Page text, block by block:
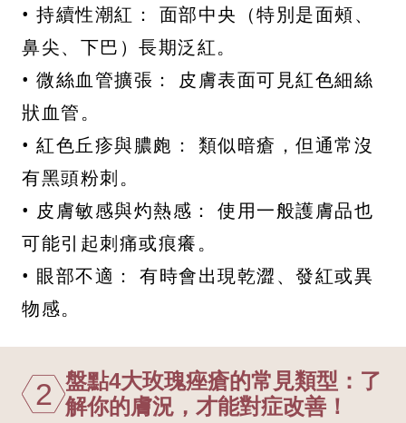
• 持續性潮紅： 面部中央（特別是面頰、
鼻尖、下巴）長期泛紅。
• 微絲血管擴張： 皮膚表面可見紅色細絲
狀血管。
• 紅色丘疹與膿皰： 類似暗瘡，但通常沒
有黑頭粉刺。
• 皮膚敏感與灼熱感： 使用一般護膚品也
可能引起刺痛或痕癢。
• 眼部不適： 有時會出現乾澀、發紅或異
物感。
2 盤點4大玫瑰痤瘡的常見類型：了
解你的膚況，才能對症改善！